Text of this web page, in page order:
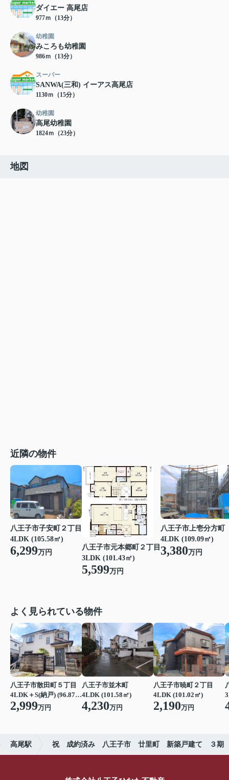
ダイエー 高尾店
977ｍ（13分）
幼稚園
みころも幼稚園
986ｍ（13分）
スーパー
SANWA(三和) イーアス高尾店
1130ｍ（15分）
幼稚園
高尾幼稚園
1824ｍ（23分）
地図
近隣の物件
八王子市子安町２丁目
4LDK (105.58㎡)
6,299万円
八王子市元本郷町２丁目
3LDK (101.43㎡)
5,599万円
八王子市上壱分方町
4LDK (109.09㎡)
3,380万円
よく見られている物件
八王子市散田町５丁目
4LDK＋S(納戸) (96.87㎡)
2,999万円
八王子市並木町
4LDK (101.58㎡)
4,230万円
八王子市暁町２丁目
4LDK (101.02㎡)
2,190万円
高尾駅 祝 成約済み 八王子市 廿里町 新築戸建て ３期